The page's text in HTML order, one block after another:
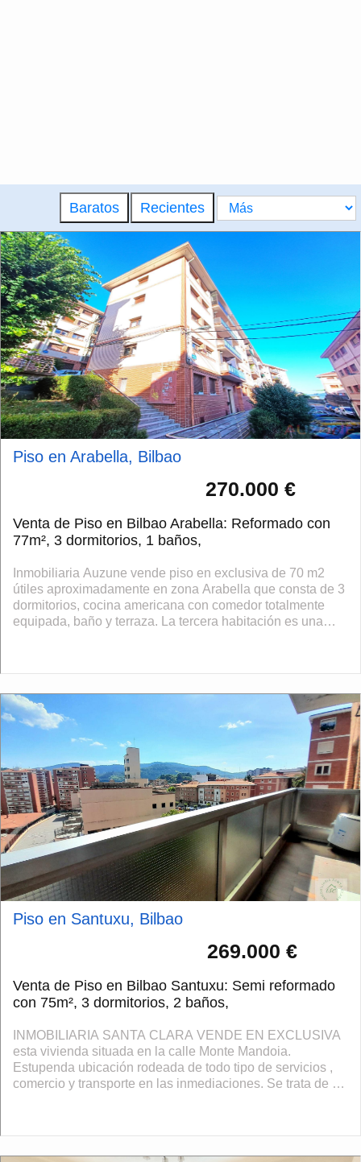
Baratos Recientes
Piso en Arabella, Bilbao
270.000 €
Venta de Piso en Bilbao Arabella: Reformado con
77m², 3 dormitorios, 1 baños,
Inmobiliaria Auzune vende piso en exclusiva de 70 m2
útiles aproximadamente en zona Arabella que consta de 3
dormitorios, cocina americana con comedor totalmente
equipada, baño y terraza. La tercera habitación es una
Piso en Santuxu, Bilbao
269.000 €
Venta de Piso en Bilbao Santuxu: Semi reformado
con 75m², 3 dormitorios, 2 baños,
INMOBILIARIA SANTA CLARA VENDE EN EXCLUSIVA
esta vivienda situada en la calle Monte Mandoia.
Estupenda ubicación rodeada de todo tipo de servicios ,
comercio y transporte en las inmediaciones. Se trata de un